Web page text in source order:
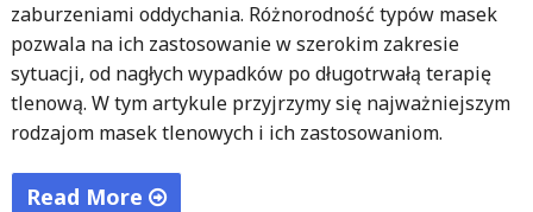
zaburzeniami oddychania. Różnorodność typów masek
pozwala na ich zastosowanie w szerokim zakresie
sytuacji, od nagłych wypadków po długotrwałą terapię
tlenową. W tym artykule przyjrzymy się najważniejszym
rodzajom masek tlenowych i ich zastosowaniom.
Read More